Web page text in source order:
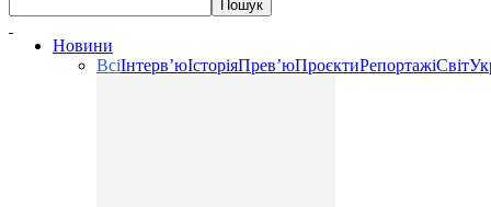
Новини
ВсіІнтерв’юІсторіяПрев’юПроєктиРепортажіСвіт